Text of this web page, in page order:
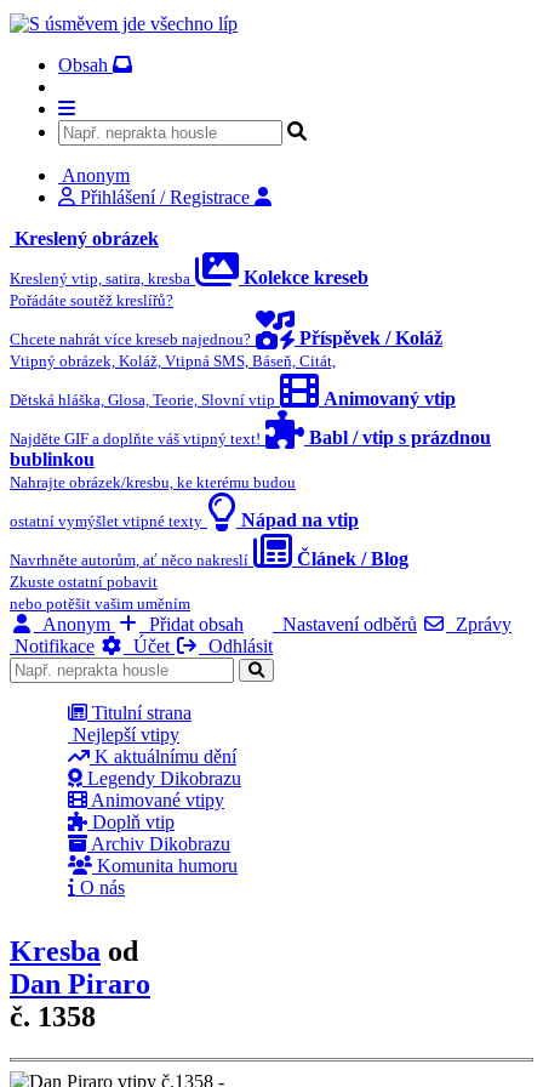
Obsah
Anonym
Přihlášení / Registrace
Kreslený obrázek
Kreslený vtip, satira, kresba Kolekce kreseb
Pořádáte soutěž kreslířů?
Chcete nahrát více kreseb najednou? Příspěvek / Koláž
Vtipný obrázek, Koláž, Vtipná SMS, Báseň, Citát,
Dětská hláška, Glosa, Teorie, Slovní vtip Animovaný vtip
Najděte GIF a doplňte váš vtipný text!
Babl / vtip s prázdnou
bublinkou
Nahrajte obrázek/kresbu, ke kterému budou
ostatní vymýšlet vtipné texty Nápad na vtip
Navrhněte autorům, ať něco nakreslí Článek / Blog
Zkuste ostatní pobavit
nebo potěšit vašim uměním
Anonym Přidat obsah Nastavení odběrů
Zprávy
Notifikace
Účet Odhlásit
Titulní strana
Nejlepší vtipy
K aktuálnímu dění
Legendy Dikobrazu
Animované vtipy
Doplň vtip
Archiv Dikobrazu
Komunita humoru
O nás
Kresba od
Dan Piraro
č. 1358